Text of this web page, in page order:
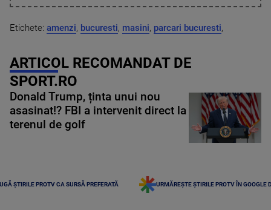
Etichete: amenzi, bucuresti, masini, parcari bucuresti,
ARTICOL RECOMANDAT DE
SPORT.RO
Donald Trump, ținta unui nou
asasinat!? FBI a intervenit direct la
terenul de golf
ȘTIRILE PROTV CA SURSĂ PREFERATĂ URMĂREȘTE ȘTIRILE PROTV ÎN GOOGLE